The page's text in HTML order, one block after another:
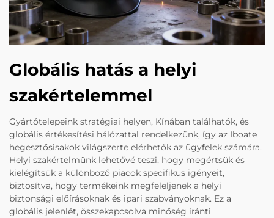
Globális hatás a helyi
szakértelemmel
Gyártótelepeink stratégiai helyen, Kínában találhatók, és
globális értékesítési hálózattal rendelkezünk, így az Iboate
hegesztősisakok világszerte elérhetők az ügyfelek számára.
Helyi szakértelmünk lehetővé teszi, hogy megértsük és
kielégítsük a különböző piacok specifikus igényeit,
biztosítva, hogy termékeink megfeleljenek a helyi
biztonsági előírásoknak és ipari szabványoknak. Ez a
globális jelenlét, összekapcsolva minőség iránti